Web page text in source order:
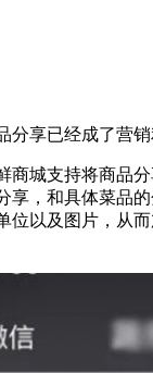
分享已经成了营销
商城支持将商品
享，和具体菜品
位以及图片，从